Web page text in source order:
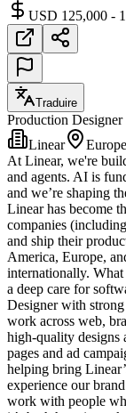
USD 125,000 -
Traduire
Production Designer
Linear
Europe
At Linear, we're
and agents. AI is
and we’re shaping
Linear has become
companies
and ship their
America, Europe,
internationally. What
a deep care for
Designer with strong
work across web,
high-quality designs
pages and ad
helping bring
experience our
work with people